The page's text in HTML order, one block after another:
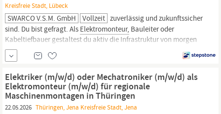
Kreisfreie Stadt, Lübeck
SWARCO V.S.M. GmbH Vollzeit zuverlässig und zukunftssicher
sind. Du bist gefragt. Als Elektromonteur, Bauleiter oder
Kabeltiefbauer gestaltest du aktiv die Infrastruktur von morgen
mit, von Elektroinstallationen bis zur Wartung komplexer
Verkehrsleitsysteme. Hier findest du die Chance, deine Expertise
sinnvoll einzusetzen und einen echten Unterschied in der
Mobilität zu bewirken.
Elektriker (m/w/d) oder Mechatroniker (m/w/d) als
Elektromonteur (m/w/d) für regionale
Maschinenmontagen in Thüringen
22.05.2026 Thüringen, Jena Kreisfreie Stadt, Jena